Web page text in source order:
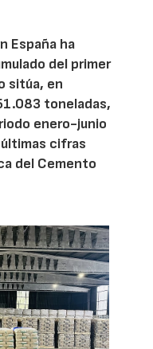
España ha
del primer
sitúa, en
toneladas,
enero-junio
cifras
del Cemento